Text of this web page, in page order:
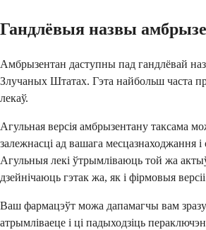
Гандлёвыя назвы
Амбрызентан даступны пад гандлёвай
Злучаных Штатах. Гэта найбольш часта
лекаў.
Агульная версія амбрызентану таксама
залежнасці ад вашага месцазнаходжання
Агульныя лекі ўтрымліваюць той жа
дзейнічаюць гэтак жа, як і фірмовыя
Ваш фармацэўт можа дапамагчы вам
атрымліваеце і ці падыходзіць